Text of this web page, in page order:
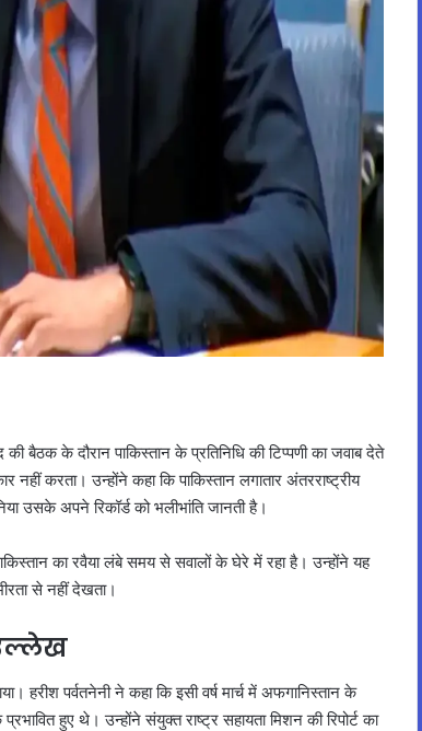
की बैठक के दौरान पाकिस्तान के प्रतिनिधि की टिप्पणी का जवाब देते
नहीं करता। उन्होंने कहा कि पाकिस्तान लगातार अंतरराष्ट्रीय
उसके अपने रिकॉर्ड को भलीभांति जानती है।
का रवैया लंबे समय से सवालों के घेरे में रहा है। उन्होंने यह
से नहीं देखता।
हरीश पर्वतनेनी ने कहा कि इसी वर्ष मार्च में अफगानिस्तान के
हुए थे। उन्होंने संयुक्त राष्ट्र सहायता मिशन की रिपोर्ट का